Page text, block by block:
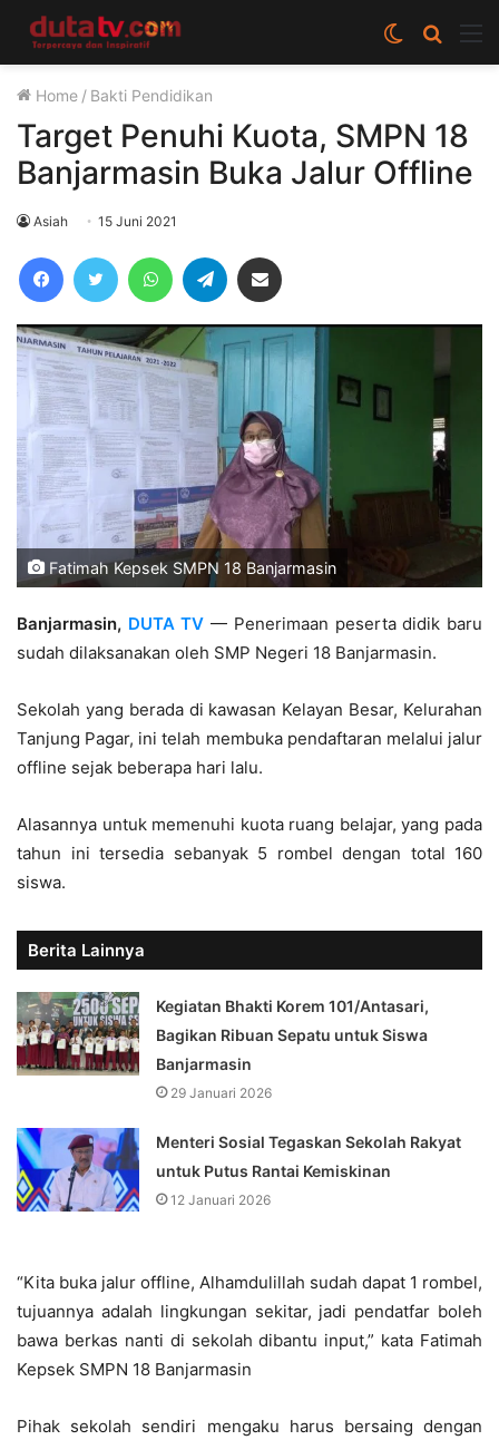
Cari
berita
Switch
skin
Home / Bakti Pendidikan
Target Penuhi Kuota, SMPN 18
Banjarmasin Buka Jalur Offline
Asiah 15 Juni 2021
FacebookTwitter WhatsAppTelegram
Fatimah Kepsek SMPN 18 Banjarmasin
Banjarmasin, DUTA TV — Penerimaan peserta didik baru
sudah dilaksanakan oleh SMP Negeri 18 Banjarmasin.
Sekolah yang berada di kawasan Kelayan Besar, Kelurahan
Tanjung Pagar, ini telah membuka pendaftaran melalui jalur
offline sejak beberapa hari lalu.
Alasannya untuk memenuhi kuota ruang belajar, yang pada
tahun ini tersedia sebanyak 5 rombel dengan total 160
siswa.
Berita Lainnya
Kegiatan Bhakti Korem 101/Antasari,
Bagikan Ribuan Sepatu untuk Siswa
Banjarmasin
29 Januari 2026
Menteri Sosial Tegaskan Sekolah Rakyat
untuk Putus Rantai Kemiskinan
12 Januari 2026
“Kita buka jalur offline, Alhamdulillah sudah dapat 1 rombel,
tujuannya adalah lingkungan sekitar, jadi pendatfar boleh
bawa berkas nanti di sekolah dibantu input,” kata Fatimah
Kepsek SMPN 18 Banjarmasin
Pihak sekolah sendiri mengaku harus bersaing dengan